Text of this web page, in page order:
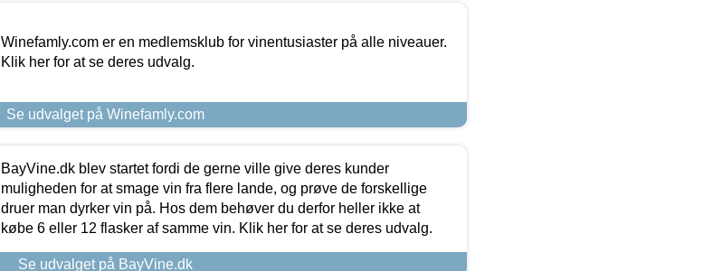
Winefamly.com er en medlemsklub for vinentusiaster på alle niveauer.
Klik her for at se deres udvalg.
Se udvalget på Winefamly.com
BayVine.dk blev startet fordi de gerne ville give deres kunder
muligheden for at smage vin fra flere lande, og prøve de forskellige
druer man dyrker vin på. Hos dem behøver du derfor heller ikke at
købe 6 eller 12 flasker af samme vin. Klik her for at se deres udvalg.
Se udvalget på BayVine.dk